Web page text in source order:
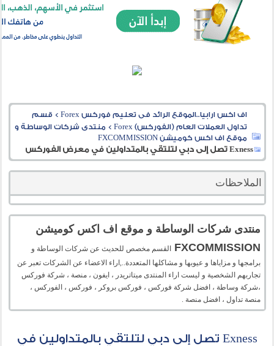
اف اكس ارابيا..الموقع الرائد فى تعليم فوركس Forex > قسم
تداول العملات العام (الفوركس) Forex
> منتدى شركات الوساطة و
موقع اف اكس كوميشن FXCOMMISSION
Exness تصل إلى دبي لتلتقي بالمتداولين في معرض الفوركس
الملاحظات
منتدى شركات الوساطة و موقع اف اكس كوميشن
FXCOMMISSION
القسم مخصص للحديث عن شركات الوساطة و
برامجها و مزاياها و عيوبها و مشاكلها المتعددة..,اراء الاعضاء عن الشركات تعبر عن
تجاربهم الشخصية و ليست اراء المنتدى ميتاتريدر ، ايفون ، منصة ، شركة فوركس
،شركة وساطة ، افضل شركة فوركس ، فوركس بروكر ، فوركس ، الفوركس ،
منصة تداول ، افضل منصة .
Exness تصل إلى دبي لتلتقي بالمتداولين في